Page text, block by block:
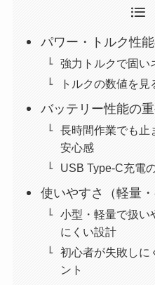
パワー・トルク性
強力トルクで固い
トルクの数値を
バッテリー性能の
長時間作業でも止
安心感
USB Type-C充電
使いやすさ（軽量・
小型・軽量で扱い
にくい設計
初心者が失敗しに
ント